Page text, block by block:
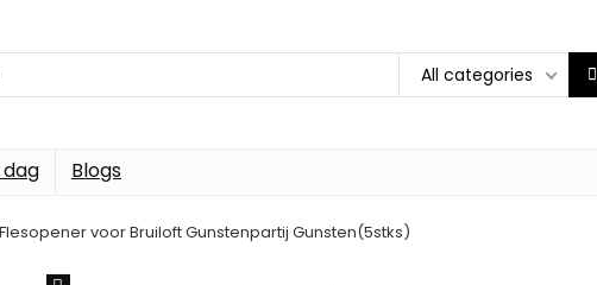
All categories
Blogs
voor Bruiloft Gunstenpartij Gunsten(5stks)